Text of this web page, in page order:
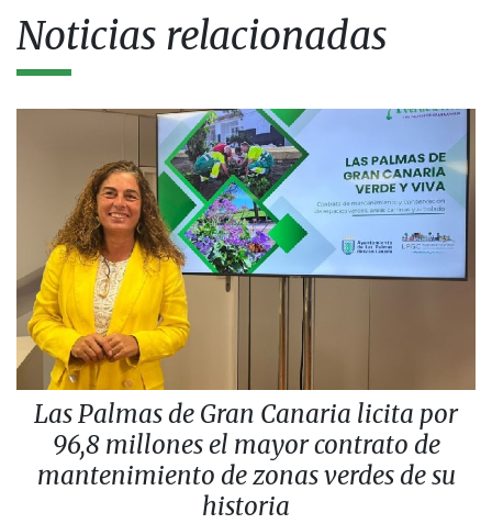
Noticias relacionadas
Las Palmas de Gran Canaria licita por
96,8 millones el mayor contrato de
mantenimiento de zonas verdes de su
historia